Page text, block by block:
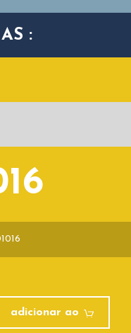
:
adicionar ao